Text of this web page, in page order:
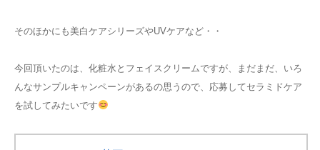
そのほかにも 美白ケアシリーズやUVケアなど・・
今回頂いたのは、化粧水とフェイスクリームですが、まだまだ、いろ
んなサンプルキャンペーンがあるの思うので、応募してセラミドケア
を試してみたいです